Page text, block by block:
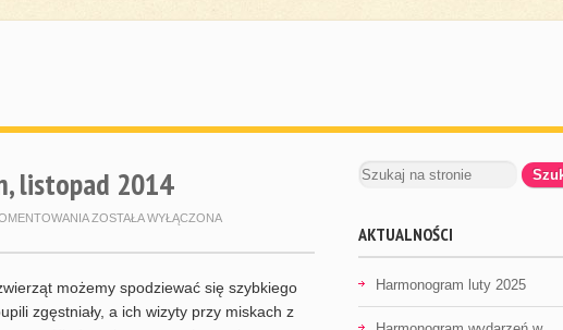
listopad 2014
MALI
PTAKOM,
ZOSTAŁA WYŁĄCZONA
możemy spodziewać się szybkiego
zgęstniały, a ich wizyty przy miskach z
AKTUALNOŚCI
Harmonogram luty 2025